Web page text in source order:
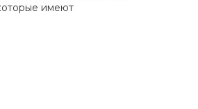
имеют